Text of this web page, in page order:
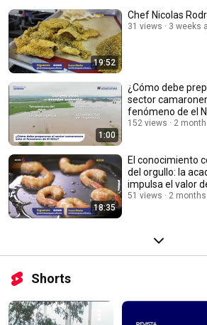
19:52
Chef Nicolas
31 views 3 weeks
1:00
¿Cómo debe
sector
fenómeno de el
152 views 2
18:35
El conocimiento
del orgullo: la
impulsa el valor
camarón del
51 views 2
Shorts